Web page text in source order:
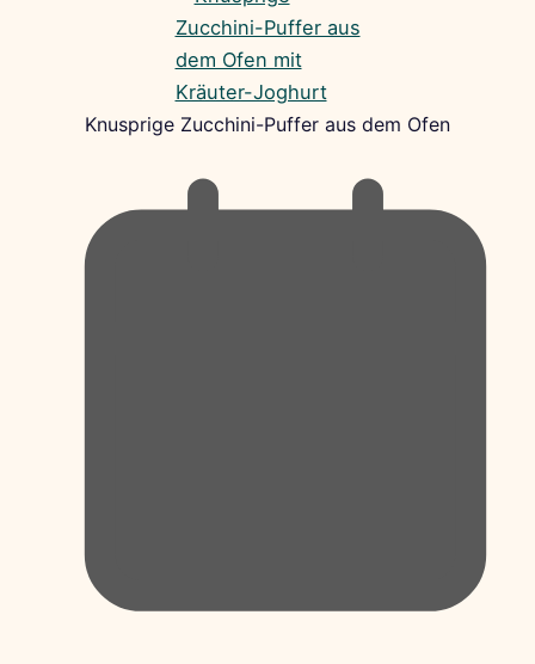
Knusprige Zucchini-Puffer aus dem Ofen